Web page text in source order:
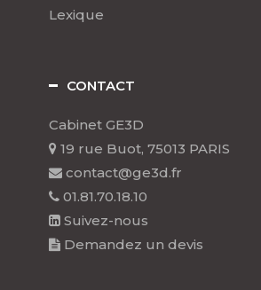
Lexique
CONTACT
Cabinet GE3D
19 rue Buot, 75013 PARIS
contact@ge3d.fr
01.81.70.18.10
Suivez-nous
Demandez un devis